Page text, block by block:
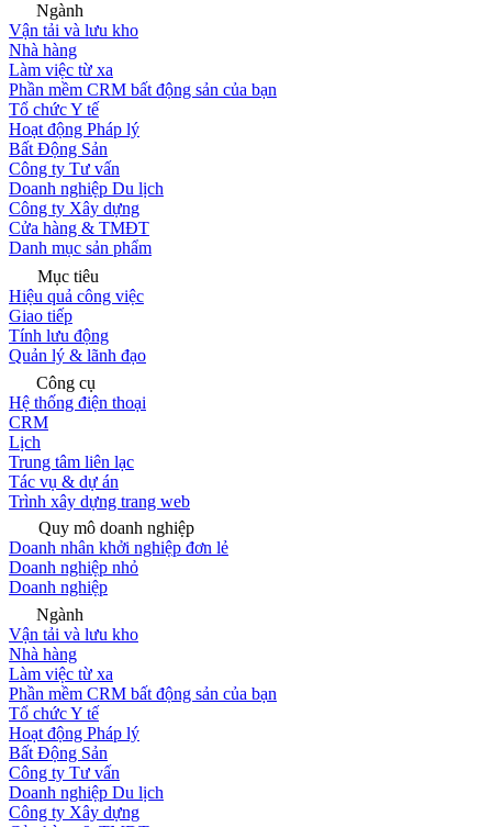
Ngành
Vận tải và lưu kho
Nhà hàng
Làm việc từ xa
Phần mềm CRM bất động sản của bạn
Tổ chức Y tế
Hoạt động Pháp lý
Bất Động Sản
Công ty Tư vấn
Doanh nghiệp Du lịch
Công ty Xây dựng
Cửa hàng & TMĐT
Danh mục sản phẩm
Mục tiêu
Hiệu quả công việc
Giao tiếp
Tính lưu động
Quản lý & lãnh đạo
Công cụ
Hệ thống điện thoại
CRM
Lịch
Trung tâm liên lạc
Tác vụ & dự án
Trình xây dựng trang web
Quy mô doanh nghiệp
Doanh nhân khởi nghiệp đơn lẻ
Doanh nghiệp nhỏ
Doanh nghiệp
Ngành
Vận tải và lưu kho
Nhà hàng
Làm việc từ xa
Phần mềm CRM bất động sản của bạn
Tổ chức Y tế
Hoạt động Pháp lý
Bất Động Sản
Công ty Tư vấn
Doanh nghiệp Du lịch
Công ty Xây dựng